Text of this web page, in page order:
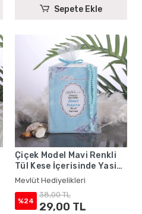
Sepete Ekle
Çiçek Model Mavi Renkli
Tül Kese İçerisinde Yasin
Kitabı ve Tesbih - Mevlüt
Hediyelikleri
Mevlüt Hediyelikleri
%24
38,00 TL
29,00 TL